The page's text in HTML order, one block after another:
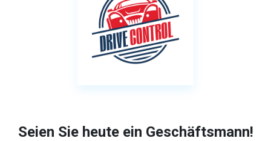
Seien Sie heute ein Geschäftsmann!